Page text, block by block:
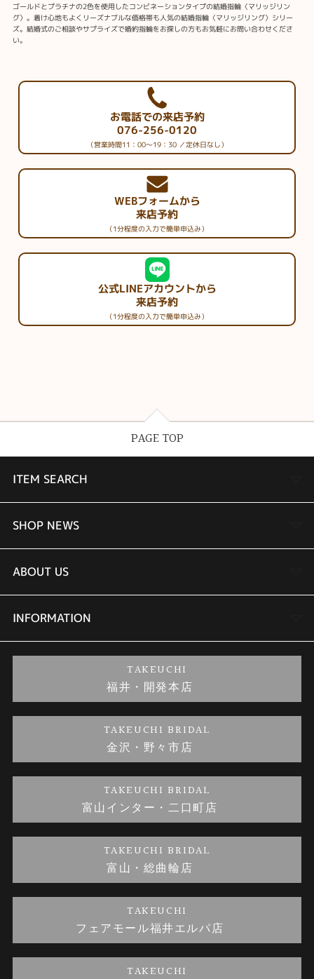
ゴールドとプラチナの2色を使用したコンビネーションタイプの結婚指輪〈マリッジリン
グ〉。着け心地もよくリーズナブルな価格帯も人気の結婚指輪〈マリッジリング〉シリー
ズ。結婚式のご相談やサプライズで婚約指輪をお探しの方もお気軽にお問い合わせくださ
い。
お電話での来店予約
076-256-0120
（営業時間11：00～19：30 ／定休日なし）
WEBフォームから
来店予約
（1分程度の入力で簡単申込み）
公式LINEアカウントから
来店予約
（1分程度の入力で簡単申込み）
PAGE TOP
ITEM SEARCH
婚約指輪
結婚指輪
セットリング
婚約ネックレス
金・プラチナのお取引
SHOP NEWS
TAKEUCHI BRIDAL金沢本店情報
商品一覧
ブランドリスト
金澤指輪工房｜手作りペアリング
金澤指輪工房｜手作り結婚指輪 and 婚約指輪
金澤指輪工房｜手作り婚約指輪プロポーズプラン
ABOUT US
会社概要
お客様の声
INFORMATION
プライバシーポリシー
TAKEUCHI
福井・開発本店
TAKEUCHI BRIDAL
金沢・野々市店
TAKEUCHI BRIDAL
富山インター・二口町店
TAKEUCHI BRIDAL
富山・総曲輪店
TAKEUCHI
フェアモール福井エルパ店
TAKEUCHI